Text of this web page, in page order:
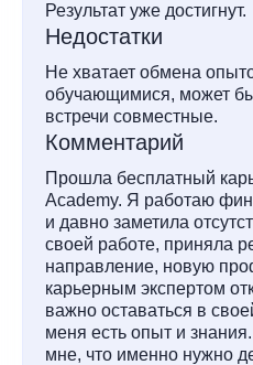
Результат уже достигнут.
Недостатки
Не хватает обмена
обучающимися, может
встречи совместные.
Комментарий
Прошла бесплатный
Academy. Я работаю
и давно заметила
своей работе, приняла
направление, новую
карьерным экспертом
важно оставаться в
меня есть опыт и
мне, что именно нужно